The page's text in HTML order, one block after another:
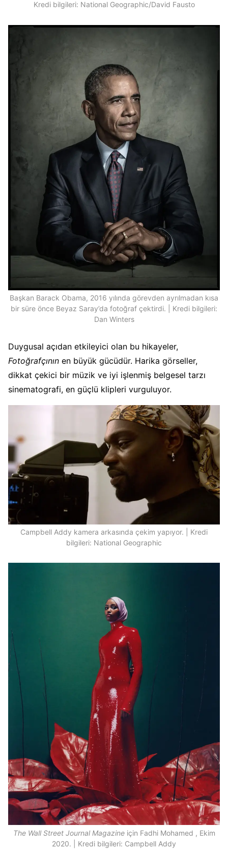
Kredi bilgileri: National Geographic/David Fausto
Başkan Barack Obama, 2016 yılında görevden ayrılmadan kısa
bir süre önce Beyaz Saray’da fotoğraf çektirdi. | Kredi bilgileri:
Dan Winters
Duygusal açıdan etkileyici olan bu hikayeler,
Fotoğrafçının en büyük gücüdür. Harika görseller,
dikkat çekici bir müzik ve iyi işlenmiş belgesel tarzı
sinematografi, en güçlü klipleri vurguluyor.
Campbell Addy kamera arkasında çekim yapıyor. | Kredi
bilgileri: National Geographic
The Wall Street Journal Magazineiçin Fadhi Mohamed , Ekim
2020. | Kredi bilgileri: Campbell Addy